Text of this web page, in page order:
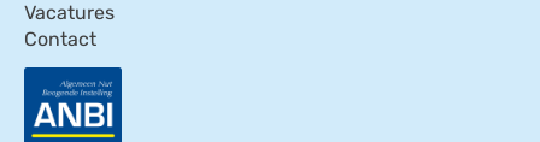
Vacatures
Contact